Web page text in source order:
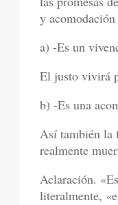
y
a) -Es un
El justo vivirá
b) -Es una
Así también la
realmente
Aclaración.
literalmente,